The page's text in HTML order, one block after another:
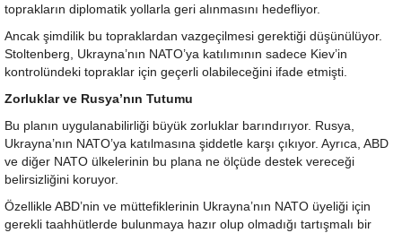
toprakların diplomatik yollarla geri alınmasını hedefliyor.
Ancak şimdilik bu topraklardan vazgeçilmesi gerektiği düşünülüyor.
Stoltenberg, Ukrayna’nın NATO’ya katılımının sadece Kiev’in
kontrolündeki topraklar için geçerli olabileceğini ifade etmişti.
Zorluklar ve Rusya’nın Tutumu
Bu planın uygulanabilirliği büyük zorluklar barındırıyor. Rusya,
Ukrayna’nın NATO’ya katılmasına şiddetle karşı çıkıyor. Ayrıca, ABD
ve diğer NATO ülkelerinin bu plana ne ölçüde destek vereceği
belirsizliğini koruyor.
Özellikle ABD’nin ve müttefiklerinin Ukrayna’nın NATO üyeliği için
gerekli taahhütlerde bulunmaya hazır olup olmadığı tartışmalı bir